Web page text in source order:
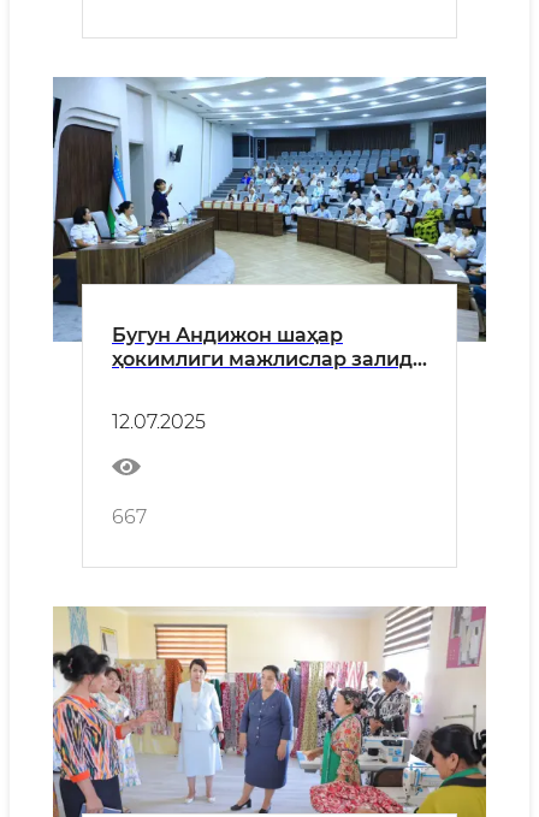
Бугун Андижон шаҳар
ҳокимлиги мажлислар залида
ҳокимлиги ҳамкорлигида
“Оилалар мустаҳкамлигини
таъминлашда "Оқила аёллар"
ҳаракатининг ўрни”
мавзусида форум бўлиб ўтди.
12.07.2025
667